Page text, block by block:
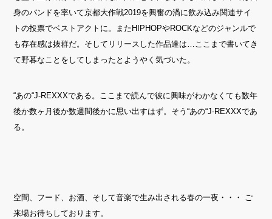
身のバンドを率いて京都大作戦2019を興奮の渦に飲み込み関連サイ
トの投票でベストアクトに。
また HIPHOPやROCKなどのジャンルで
も存在感は抜群だ。 そしてリリースした作品達は…ここまで書いてき
て野暮なことを してしまったとようやく気づいた。
“あの“J-REXXXである。 ここまで読んで彼に興味がわかなくても数年
後か数ヶ月後か数週間後かに思い出すはず。 そう“あの“J-REXXXであ
る。
空間、フード、お酒、そして音楽で生み出される春の一夜・・・ ご
来場お待ちしております。